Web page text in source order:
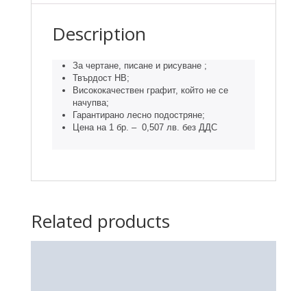
Description
За чертане, писане и рисуване ;
Твърдост HB;
Висококачествен графит, който не се
начупва;
Гарантирано лесно подостряне;
Цена на 1 бр. – 0,507 лв. без ДДС
Related products